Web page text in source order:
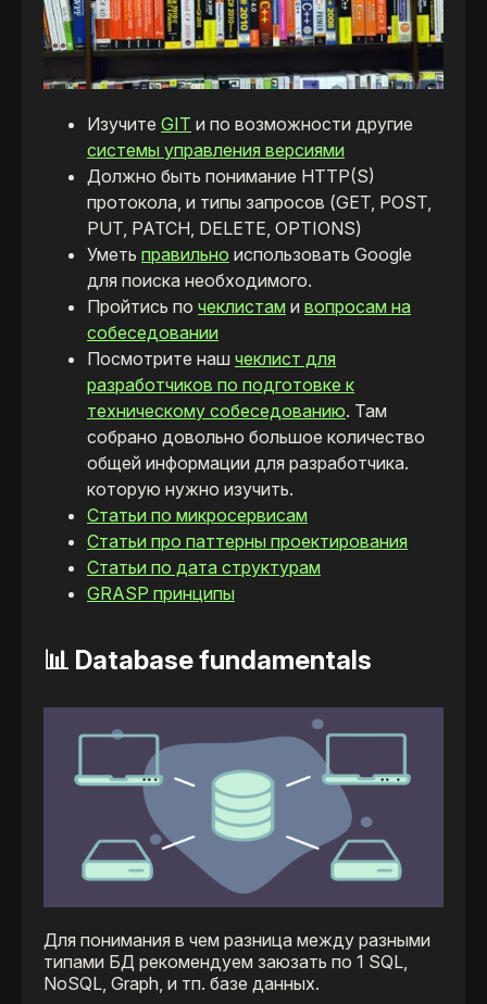
Изучите GIT и по возможности другие
системы управления версиями
Должно быть понимание HTTP(S)
протокола, и типы запросов (GET, POST,
PUT, PATCH, DELETE, OPTIONS)
Уметь правильно использовать Google
для поиска необходимого.
Пройтись по чеклистам и вопросам на
собеседовании
Посмотрите наш чеклист для
разработчиков по подготовке к
техническому собеседованию. Там
собрано довольно большое количество
общей информации для разработчика.
которую нужно изучить.
Статьи по микросервисам
Статьи про паттерны проектирования
Статьи по дата структурам
GRASP принципы
📊 Database fundamentals
Для понимания в чем разница между разными
типами БД рекомендуем заюзать по 1 SQL,
NoSQL, Graph, и тп. базе данных.